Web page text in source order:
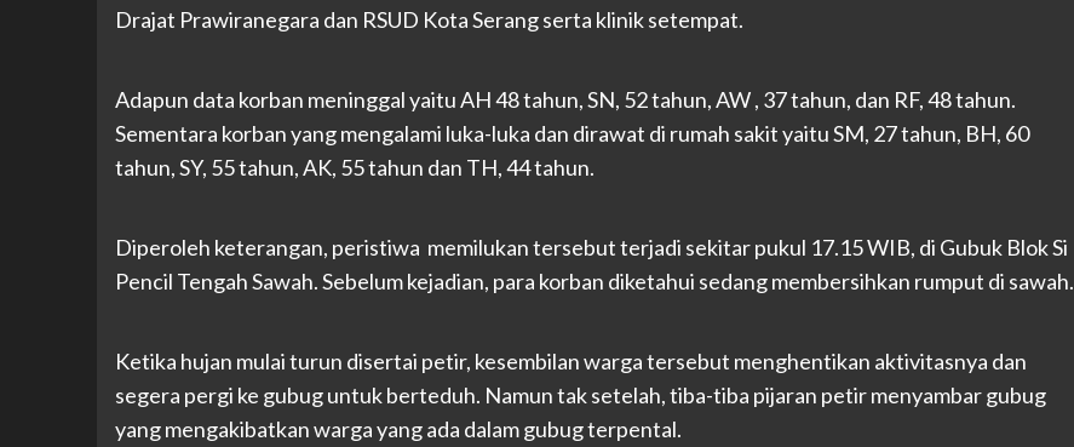
Drajat Prawiranegara dan RSUD Kota Serang serta klinik setempat.
Adapun data korban meninggal yaitu AH 48 tahun, SN, 52 tahun, AW , 37 tahun, dan RF, 48 tahun.
Sementara korban yang mengalami luka-luka dan dirawat di rumah sakit yaitu SM, 27 tahun, BH, 60
tahun, SY, 55 tahun, AK, 55 tahun dan TH, 44 tahun.
Diperoleh keterangan, peristiwa memilukan tersebut terjadi sekitar pukul 17.15 WIB, di Gubuk Blok Si
Pencil Tengah Sawah. Sebelum kejadian, para korban diketahui sedang membersihkan rumput di sawah.
Ketika hujan mulai turun disertai petir, kesembilan warga tersebut menghentikan aktivitasnya dan
segera pergi ke gubug untuk berteduh. Namun tak setelah, tiba-tiba pijaran petir menyambar gubug
yang mengakibatkan warga yang ada dalam gubug terpental.